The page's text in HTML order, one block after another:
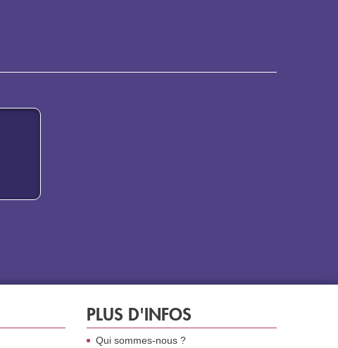
PLUS D'INFOS
Qui sommes-nous ?